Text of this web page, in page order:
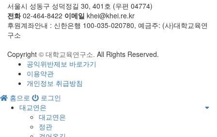
서울시 성동구 성덕정길 30, 401호 (우편 04774)
전화02-464-8422 이메일 khei@khei.re.kr
후원계좌안내 : 신한은행 100-035-020780, 예금주: (사)대학교육연
구소
Copyright © 대학교육연구소. All Rights Reserved.
공익위반제보 바로가기
이용약관
개인정보 취급방침
홈으로
로그인
대교연은
대교연은
정관